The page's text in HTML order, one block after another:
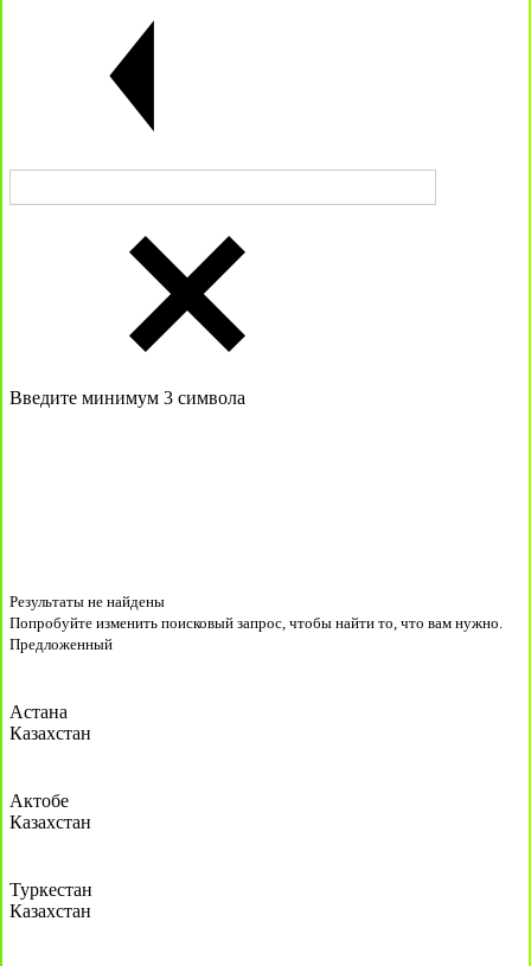
Введите минимум 3 символа
Результаты не найдены
Попробуйте изменить поисковый запрос, чтобы найти то, что вам нужно.
Предложенный
Астана
Казахстан
Актобе
Казахстан
Туркестан
Казахстан